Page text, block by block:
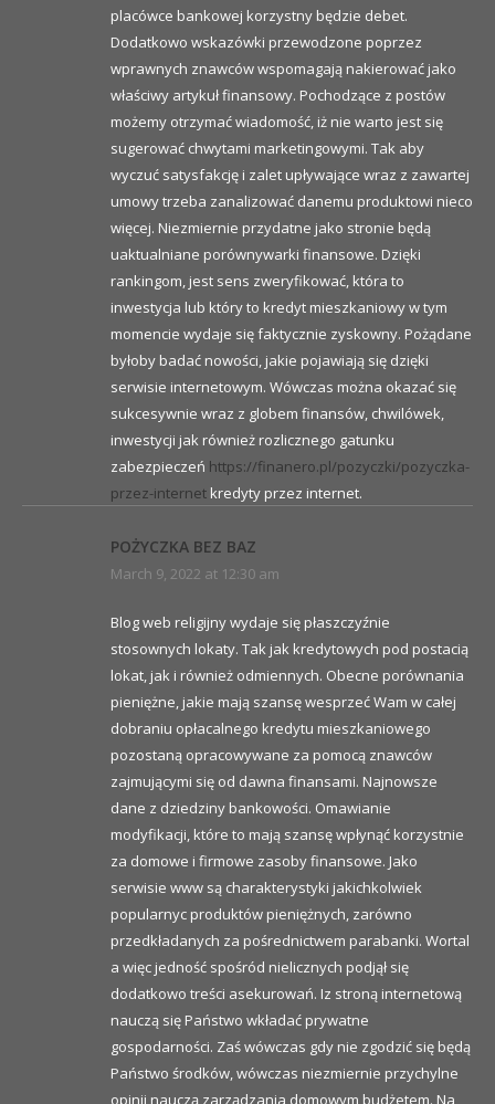
placówce bankowej korzystny będzie debet.
Dodatkowo wskazówki przewodzone poprzez
wprawnych znawców wspomagają nakierować jako
właściwy artykuł finansowy. Pochodzące z postów
możemy otrzymać wiadomość, iż nie warto jest się
sugerować chwytami marketingowymi. Tak aby
wyczuć satysfakcję i zalet upływające wraz z zawartej
umowy trzeba zanalizować danemu produktowi nieco
więcej. Niezmiernie przydatne jako stronie będą
uaktualniane porównywarki finansowe. Dzięki
rankingom, jest sens zweryfikować, która to
inwestycja lub który to kredyt mieszkaniowy w tym
momencie wydaje się faktycznie zyskowny. Pożądane
byłoby badać nowości, jakie pojawiają się dzięki
serwisie internetowym. Wówczas można okazać się
sukcesywnie wraz z globem finansów, chwilówek,
inwestycji jak również rozlicznego gatunku
zabezpieczeń https://finanero.pl/pozyczki/pozyczka-
przez-internet kredyty przez internet.
POŻYCZKA BEZ BAZ
March 9, 2022 at 12:30 am
Blog web religijny wydaje się płaszczyźnie
stosownych lokaty. Tak jak kredytowych pod postacią
lokat, jak i również odmiennych. Obecne porównania
pieniężne, jakie mają szansę wesprzeć Wam w całej
dobraniu opłacalnego kredytu mieszkaniowego
pozostaną opracowywane za pomocą znawców
zajmującymi się od dawna finansami. Najnowsze
dane z dziedziny bankowości. Omawianie
modyfikacji, które to mają szansę wpłynąć korzystnie
za domowe i firmowe zasoby finansowe. Jako
serwisie www są charakterystyki jakichkolwiek
popularnyc produktów pieniężnych, zarówno
przedkładanych za pośrednictwem parabanki. Wortal
a więc jedność spośród nielicznych podjął się
dodatkowo treści asekurowań. Iz stroną internetową
nauczą się Państwo wkładać prywatne
gospodarności. Zaś wówczas gdy nie zgodzić się będą
Państwo środków, wówczas niezmiernie przychylne
opinii nauczą zarządzania domowym budżetem. Na